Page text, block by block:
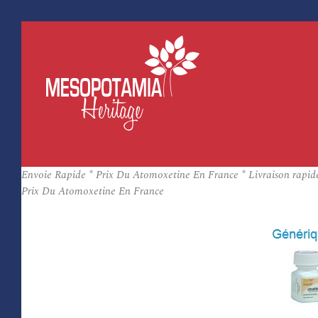
Envoie Rapide * Prix Du Atomoxetine En France * Livraison
Prix Du Atomoxetine En France